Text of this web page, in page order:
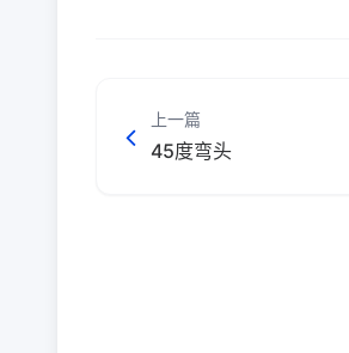
上一篇
45度弯头